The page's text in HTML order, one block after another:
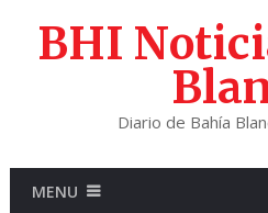
BHI
Diario de Bahía
MENU